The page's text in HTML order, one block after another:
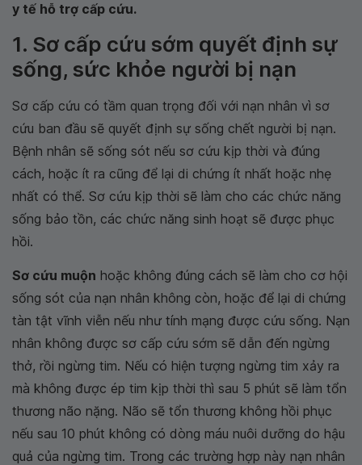
y tế hỗ trợ cấp cứu.
1. Sơ cấp cứu sớm quyết định sự
sống, sức khỏe người bị nạn
Sơ cấp cứu có tầm quan trọng đối với nạn nhân vì sơ
cứu ban đầu sẽ quyết định sự sống chết người bị nạn.
Bệnh nhân sẽ sống sót nếu sơ cứu kịp thời và đúng
cách, hoặc ít ra cũng để lại di chứng ít nhất hoặc nhẹ
nhất có thể. Sơ cứu kịp thời sẽ làm cho các chức năng
sống bảo tồn, các chức năng sinh hoạt sẽ được phục
hồi.
Sơ cứu muộn hoặc không đúng cách sẽ làm cho cơ hội
sống sót của nạn nhân không còn, hoặc để lại di chứng
tàn tật vĩnh viễn nếu như tính mạng được cứu sống. Nạn
nhân không được sơ cấp cứu sớm sẽ dẫn đến ngừng
thở, rồi ngừng tim. Nếu có hiện tượng ngừng tim xảy ra
mà không được ép tim kịp thời thì sau 5 phút sẽ làm tổn
thương não nặng. Não sẽ tổn thương không hồi phục
nếu sau 10 phút không có dòng máu nuôi dưỡng do hậu
quả của ngừng tim. Trong các trường hợp này nạn nhân